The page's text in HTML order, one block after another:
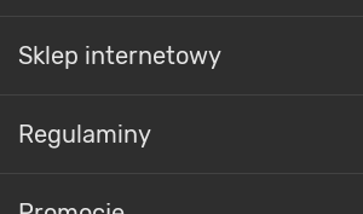
Sklep internetowy
Regulaminy